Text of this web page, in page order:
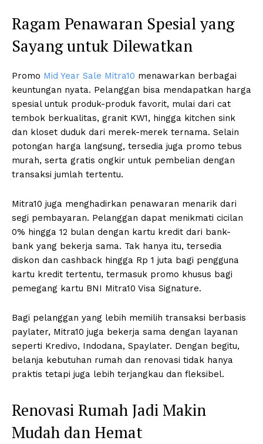
Ragam Penawaran Spesial yang
Sayang untuk Dilewatkan
Promo Mid Year Sale Mitra10 menawarkan berbagai
keuntungan nyata. Pelanggan bisa mendapatkan harga
spesial untuk produk-produk favorit, mulai dari cat
tembok berkualitas, granit KW1, hingga kitchen sink
dan kloset duduk dari merek-merek ternama. Selain
potongan harga langsung, tersedia juga promo tebus
murah, serta gratis ongkir untuk pembelian dengan
transaksi jumlah tertentu.
Mitra10 juga menghadirkan penawaran menarik dari
segi pembayaran. Pelanggan dapat menikmati cicilan
0% hingga 12 bulan dengan kartu kredit dari bank-
bank yang bekerja sama. Tak hanya itu, tersedia
diskon dan cashback hingga Rp 1 juta bagi pengguna
kartu kredit tertentu, termasuk promo khusus bagi
pemegang kartu BNI Mitra10 Visa Signature.
Bagi pelanggan yang lebih memilih transaksi berbasis
paylater, Mitra10 juga bekerja sama dengan layanan
seperti Kredivo, Indodana, Spaylater. Dengan begitu,
belanja kebutuhan rumah dan renovasi tidak hanya
praktis tetapi juga lebih terjangkau dan fleksibel.
Renovasi Rumah Jadi Makin
Mudah dan Hemat